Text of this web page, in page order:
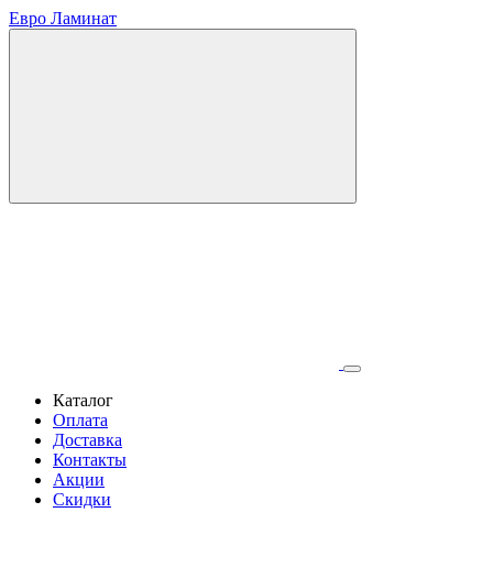
Евро Ламинат
Каталог
Оплата
Доставка
Контакты
Акции
Скидки